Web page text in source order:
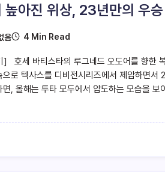
높아진 위상, 23년만의 우
음 4 Min Read
] 호세 바티스타의 루그네드 오도어를 향한
로 텍사스를 디비전시리즈에서 제압하면
, 올해는 투타 모두에서 압도하는 모습을